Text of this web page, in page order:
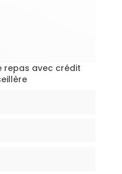
repas avec crédit